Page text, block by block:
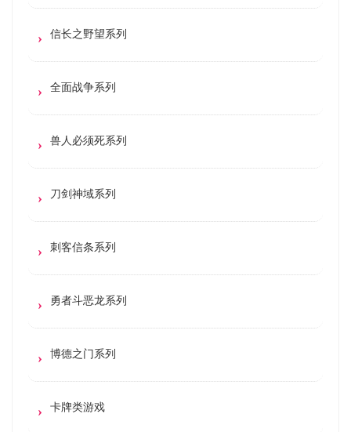
信长之野望系列
全面战争系列
兽人必须死系列
刀剑神域系列
刺客信条系列
勇者斗恶龙系列
博德之门系列
卡牌类游戏